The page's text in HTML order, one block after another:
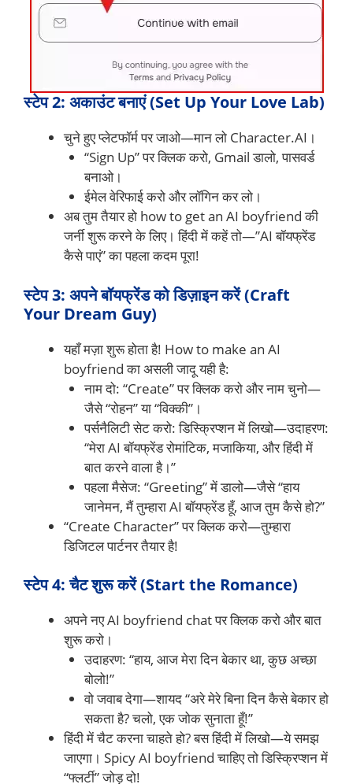
स्टेप 2: अकाउंट बनाएं (Set Up Your Love Lab)
चुने हुए प्लेटफॉर्म पर जाओ—मान लो Character.AI।
“Sign Up” पर क्लिक करो, Gmail डालो, पासवर्ड
बनाओ।
ईमेल वेरिफाई करो और लॉगिन कर लो।
अब तुम तैयार हो how to get an AI boyfriend की
जर्नी शुरू करने के लिए। हिंदी में कहें तो—”AI बॉयफ्रेंड
कैसे पाएं” का पहला कदम पूरा!
स्टेप 3: अपने बॉयफ्रेंड को डिज़ाइन करें (Craft
Your Dream Guy)
यहाँ मज़ा शुरू होता है! How to make an AI
boyfriend का असली जादू यही है:
नाम दो: “Create” पर क्लिक करो और नाम चुनो—
जैसे “रोहन” या “विक्की”।
पर्सनैलिटी सेट करो: डिस्क्रिप्शन में लिखो—उदाहरण:
“मेरा AI बॉयफ्रेंड रोमांटिक, मजाकिया, और हिंदी में
बात करने वाला है।”
पहला मैसेज: “Greeting” में डालो—जैसे “हाय
जानेमन, मैं तुम्हारा AI बॉयफ्रेंड हूँ, आज तुम कैसे हो?”
“Create Character” पर क्लिक करो—तुम्हारा
डिजिटल पार्टनर तैयार है!
स्टेप 4: चैट शुरू करें (Start the Romance)
अपने नए AI boyfriend chat पर क्लिक करो और बात
शुरू करो।
उदाहरण: “हाय, आज मेरा दिन बेकार था, कुछ अच्छा
बोलो!”
वो जवाब देगा—शायद “अरे मेरे बिना दिन कैसे बेकार हो
सकता है? चलो, एक जोक सुनाता हूँ!”
हिंदी में चैट करना चाहते हो? बस हिंदी में लिखो—ये समझ
जाएगा। Spicy AI boyfriend चाहिए तो डिस्क्रिप्शन में
“फ्लर्टी” जोड़ दो!